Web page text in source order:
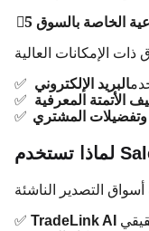
الخاصة بالسوق
الأتمتة المعرفية
المشتري
✅